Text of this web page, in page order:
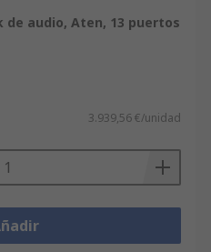
de audio, Aten, 13 puertos
3.939,56 €/unidad